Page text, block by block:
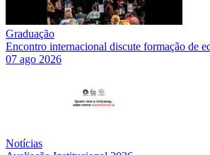
Graduação
Encontro internacional discute formação de
07 ago 2026
Notícias